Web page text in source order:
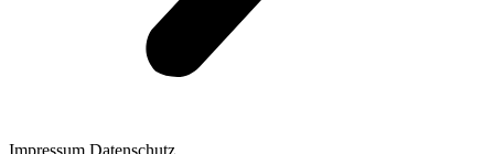
Impressum Datenschutz